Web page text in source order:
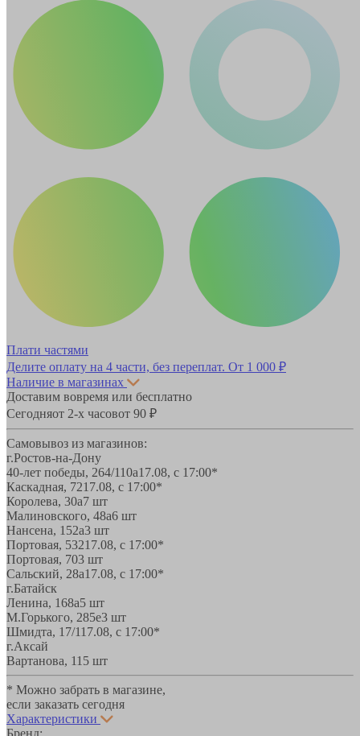
Плати частями
Делите оплату на 4 части, без переплат. От 1 000 ₽
Наличие в магазинах
Доставим вовремя или бесплатно
Сегодняот 2-х часовот 90 ₽
Самовывоз из магазинов:
г.Ростов-на-Дону
40-лет победы, 264/110а17.08, с 17:00*
Каскадная, 7217.08, с 17:00*
Королева, 30а7 шт
Малиновского, 48а6 шт
Нансена, 152а3 шт
Портовая, 53217.08, с 17:00*
Портовая, 703 шт
Сальский, 28a17.08, с 17:00*
г.Батайск
Ленина, 168а5 шт
М.Горького, 285е3 шт
Шмидта, 17/117.08, с 17:00*
г.Аксай
Вартанова, 11 5 шт
* Можно забрать в магазине,
если заказать сегодня
Характеристики
Бренд: